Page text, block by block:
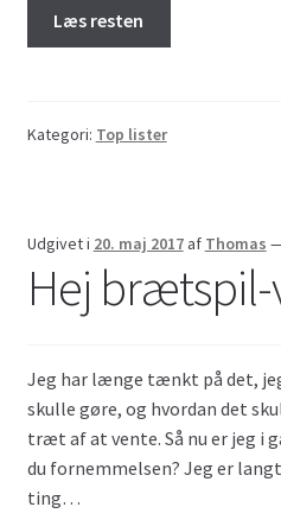
Læs resten
Kategori: Top lister
Udgivet i 20. maj 2017 af Thomas
Hej
Jeg har længe tænkt på det,
skulle gøre, og hvordan det
træt af at vente. Så nu er jeg i
du fornemmelsen? Jeg er
ting…